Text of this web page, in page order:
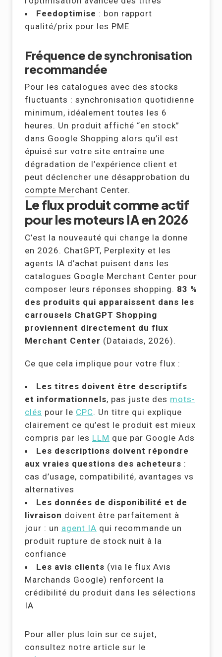
Feedoptimise : bon rapport
qualité/prix pour les PME
Fréquence de synchronisation
recommandée
Pour les catalogues avec des stocks
fluctuants : synchronisation quotidienne
minimum, idéalement toutes les 6
heures. Un produit affiché “en stock”
dans Google Shopping alors qu’il est
épuisé sur votre site entraîne une
dégradation de l’expérience client et
peut déclencher une désapprobation du
compte Merchant Center.
Le flux produit comme actif
pour les moteurs IA en 2026
C’est la nouveauté qui change la donne
en 2026. ChatGPT, Perplexity et les
agents IA d’achat puisent dans les
catalogues Google Merchant Center pour
composer leurs réponses shopping. 83 %
des produits qui apparaissent dans les
carrousels ChatGPT Shopping
proviennent directement du flux
Merchant Center (Dataiads, 2026).
Ce que cela implique pour votre flux :
Les titres doivent être descriptifs
et informationnels, pas juste des mots-
clés pour le CPC. Un titre qui explique
clairement ce qu’est le produit est mieux
compris par les LLM que par Google Ads
Les descriptions doivent répondre
aux vraies questions des acheteurs :
cas d’usage, compatibilité, avantages vs
alternatives
Les données de disponibilité et de
livraison doivent être parfaitement à
jour : un agent IA qui recommande un
produit rupture de stock nuit à la
confiance
Les avis clients (via le flux Avis
Marchands Google) renforcent la
crédibilité du produit dans les sélections
IA
Pour aller plus loin sur ce sujet,
consultez notre article sur le